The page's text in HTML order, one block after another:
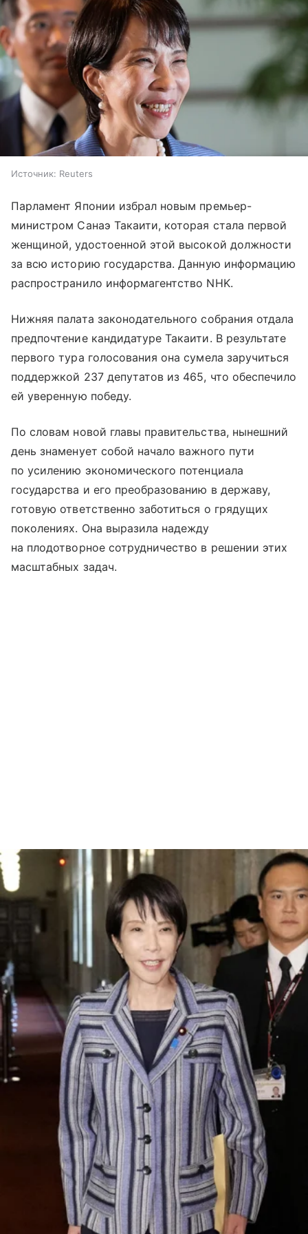
Источник: Reuters
Парламент Японии избрал новым премьер-
министром Санаэ Такаити, которая стала первой
женщиной, удостоенной этой высокой должности
за всю историю государства. Данную информацию
распространило информагентство NHK.
Нижняя палата законодательного собрания отдала
предпочтение кандидатуре Такаити. В результате
первого тура голосования она сумела заручиться
поддержкой 237 депутатов из 465, что обеспечило
ей уверенную победу.
По словам новой главы правительства, нынешний
день знаменует собой начало важного пути
по усилению экономического потенциала
государства и его преобразованию в державу,
готовую ответственно заботиться о грядущих
поколениях. Она выразила надежду
на плодотворное сотрудничество в решении этих
масштабных задач.